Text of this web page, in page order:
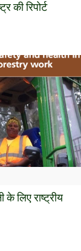
की रिपोर्ट
के लिए राष्ट्रीय